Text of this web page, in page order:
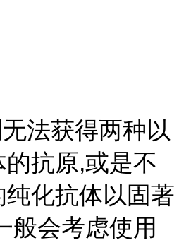
法获得两种以
的抗原,或是不
化抗体以固著
般会考虑使用